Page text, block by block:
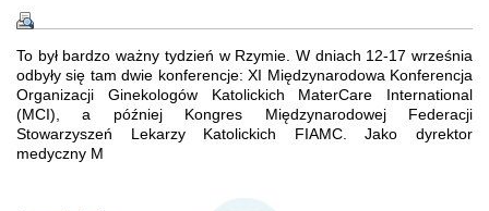
To był bardzo ważny tydzień w Rzymie. W dniach 12-17 września
odbyły się tam dwie konferencje: XI Międzynarodowa Konferencja
Organizacji Ginekologów Katolickich MaterCare International
(MCI), a później Kongres Międzynarodowej Federacji
Stowarzyszeń Lekarzy Katolickich FIAMC. Jako dyrektor
medyczny M